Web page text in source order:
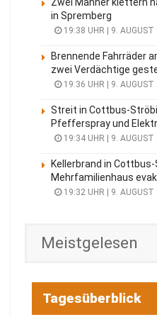
in Spremberg
19:38 UHR | 9. AUGUST
Brennende Fahrräder
zwei Verdächtige
19:36 UHR | 9. AUGUST
Streit in Cottbus-
Pfefferspray und
19:34 UHR | 9. AUGUST
Kellerbrand in
Mehrfamilienhaus
19:32 UHR | 9. AUGUST
Meistgelesen
Tagesüberblick